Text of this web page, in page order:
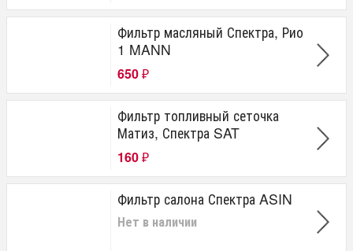
Фильтр масляный Спектра, Рио
1 MANN
650 ₽
Фильтр топливный сеточка
Матиз, Спектра SAT
160 ₽
Фильтр салона Спектра ASIN
Нет в наличии